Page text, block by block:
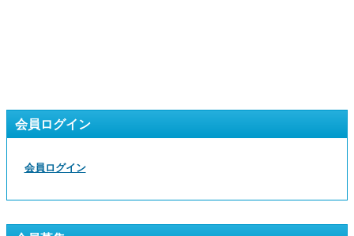
会員ログイン
会員ログイン